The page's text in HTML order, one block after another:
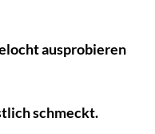
ausprobieren
schmeckt.